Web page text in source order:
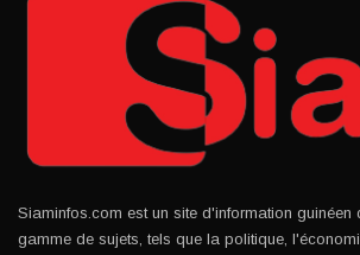
Siaminfos.com est un site d'information guinéen
gamme de sujets, tels que la politique,